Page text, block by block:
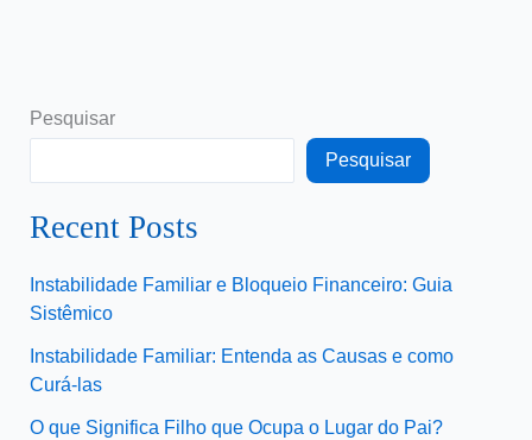
Pesquisar
Pesquisar
Recent Posts
Instabilidade Familiar e Bloqueio Financeiro: Guia
Sistêmico
Instabilidade Familiar: Entenda as Causas e como
Curá-las
O que Significa Filho que Ocupa o Lugar do Pai?